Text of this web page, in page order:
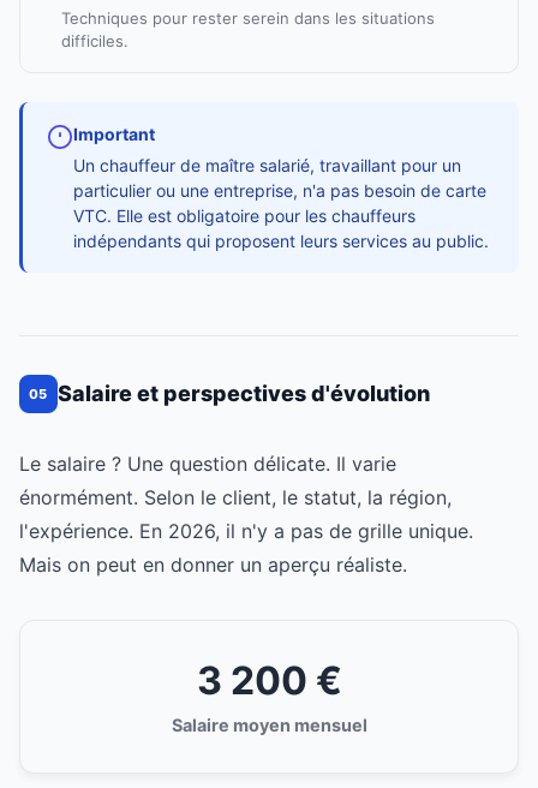
Techniques pour rester serein dans les situations
difficiles.
Important
Un chauffeur de maître salarié, travaillant pour un
particulier ou une entreprise, n'a pas besoin de carte
VTC. Elle est obligatoire pour les chauffeurs
indépendants qui proposent leurs services au public.
05 Salaire et perspectives d'évolution
Le salaire ? Une question délicate. Il varie
énormément. Selon le client, le statut, la région,
l'expérience. En 2026, il n'y a pas de grille unique.
Mais on peut en donner un aperçu réaliste.
3 200 €
Salaire moyen mensuel